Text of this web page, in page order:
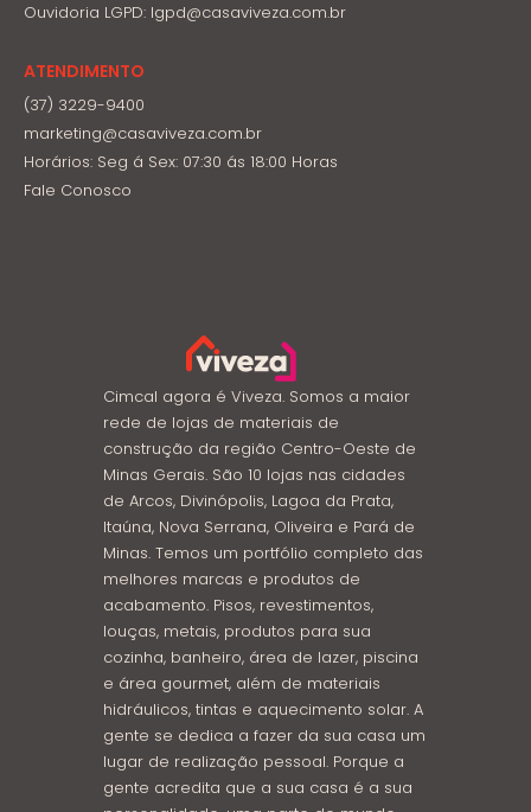
Ouvidoria LGPD: lgpd@casaviveza.com.br
ATENDIMENTO
(37) 3229-9400
marketing@casaviveza.com.br
Horários: Seg á Sex: 07:30 ás 18:00 Horas
Fale Conosco
Cimcal agora é Viveza. Somos a maior
rede de lojas de materiais de
construção da região Centro-Oeste de
Minas Gerais. São 10 lojas nas cidades
de Arcos, Divinópolis, Lagoa da Prata,
Itaúna, Nova Serrana, Oliveira e Pará de
Minas. Temos um portfólio completo das
melhores marcas e produtos de
acabamento. Pisos, revestimentos,
louças, metais, produtos para sua
cozinha, banheiro, área de lazer, piscina
e área gourmet, além de materiais
hidráulicos, tintas e aquecimento solar. A
gente se dedica a fazer da sua casa um
lugar de realização pessoal. Porque a
gente acredita que a sua casa é a sua